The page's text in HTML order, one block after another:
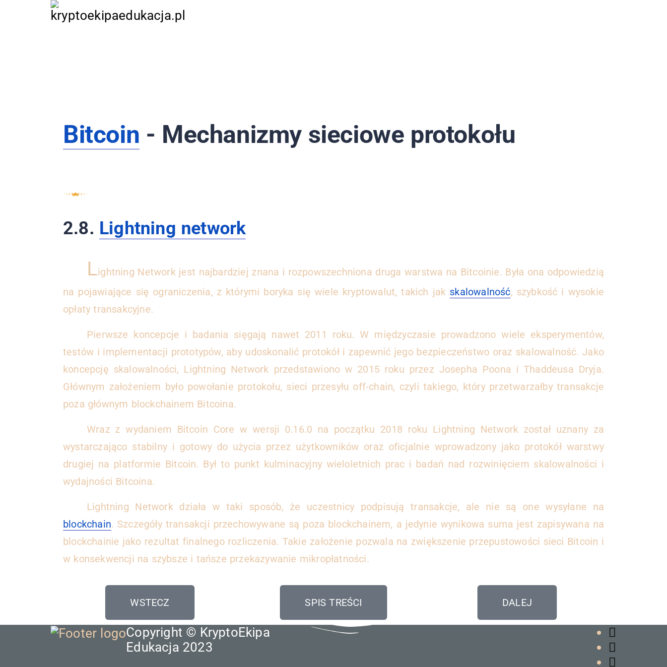
Bitcoin - Mechanizmy sieciowe protokołu
2.8. Lightning network
Lightning Network jest najbardziej znana i rozpowszechniona druga warstwa na Bitcoinie. Była ona odpowiedzią
na pojawiające się ograniczenia, z którymi boryka się wiele kryptowalut, takich jak skalowalność, szybkość i wysokie
opłaty transakcyjne.
Pierwsze koncepcje i badania sięgają nawet 2011 roku. W międzyczasie prowadzono wiele eksperymentów,
testów i implementacji prototypów, aby udoskonalić protokół i zapewnić jego bezpieczeństwo oraz skalowalność. Jako
koncepcję skalowalności, Lightning Network przedstawiono w 2015 roku przez Josepha Poona i Thaddeusa Dryja.
Głównym założeniem było powołanie protokołu, sieci przesyłu off-chain, czyli takiego, który przetwarzałby transakcje
poza głównym blockchainem Bitcoina.
Wraz z wydaniem Bitcoin Core w wersji 0.16.0 na początku 2018 roku Lightning Network został uznany za
wystarczająco stabilny i gotowy do użycia przez użytkowników oraz oficjalnie wprowadzony jako protokół warstwy
drugiej na platformie Bitcoin. Był to punkt kulminacyjny wieloletnich prac i badań nad rozwinięciem skalowalności i
wydajności Bitcoina.
Lightning Network działa w taki sposób, że uczestnicy podpisują transakcje, ale nie są one wysyłane na
blockchain. Szczegóły transakcji przechowywane są poza blockchainem, a jedynie wynikowa suma jest zapisywana na
blockchainie jako rezultat finalnego rozliczenia. Takie założenie pozwala na zwiększenie przepustowości sieci Bitcoin i
w konsekwencji na szybsze i tańsze przekazywanie mikropłatności.
WSTECZ SPIS TREŚCI DALEJ
Copyright © KryptoEkipa
Edukacja 2023